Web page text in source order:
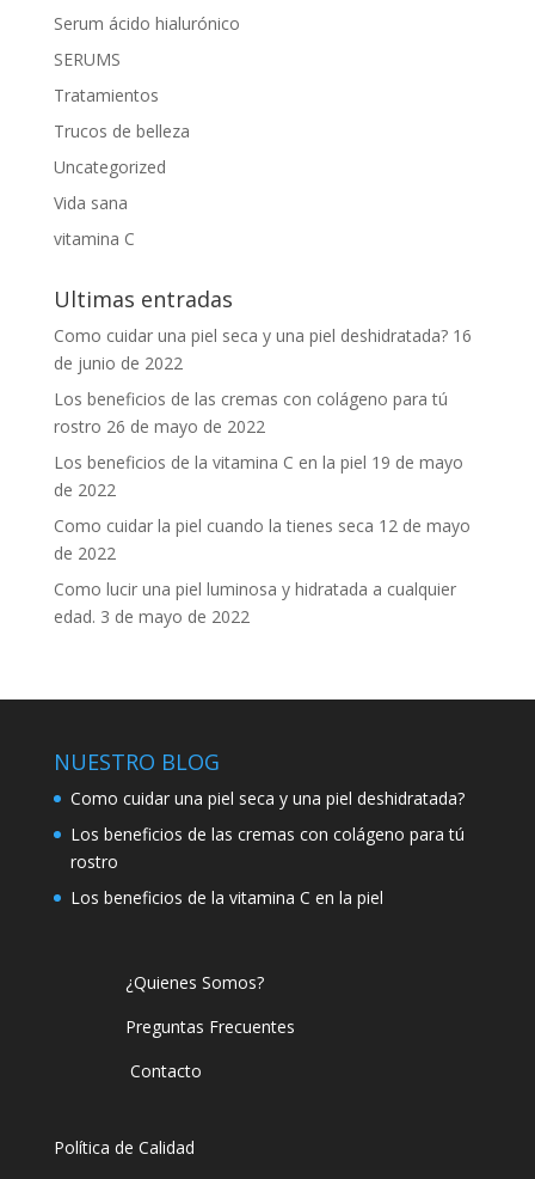
Serum ácido hialurónico
SERUMS
Tratamientos
Trucos de belleza
Uncategorized
Vida sana
vitamina C
Ultimas entradas
Como cuidar una piel seca y una piel deshidratada? 16
de junio de 2022
Los beneficios de las cremas con colágeno para tú
rostro 26 de mayo de 2022
Los beneficios de la vitamina C en la piel 19 de mayo
de 2022
Como cuidar la piel cuando la tienes seca 12 de mayo
de 2022
Como lucir una piel luminosa y hidratada a cualquier
edad. 3 de mayo de 2022
NUESTRO BLOG
Como cuidar una piel seca y una piel deshidratada?
Los beneficios de las cremas con colágeno para tú
rostro
Los beneficios de la vitamina C en la piel
¿Quienes Somos?
Preguntas Frecuentes
Contacto
Política de Calidad